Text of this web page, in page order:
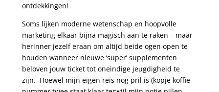
ontdekkingen!
Soms lijken moderne wetenschap en hoopvolle
marketing elkaar bijna magisch aan te raken – maar
herinner jezelf eraan om altijd beide ogen open te
houden wanneer nieuwe ‘super’ supplementen
beloven jouw ticket tot oneindige jeugdigheid te
zijn. Hoewel mijn eigen reis nog pril is (kopje koffie